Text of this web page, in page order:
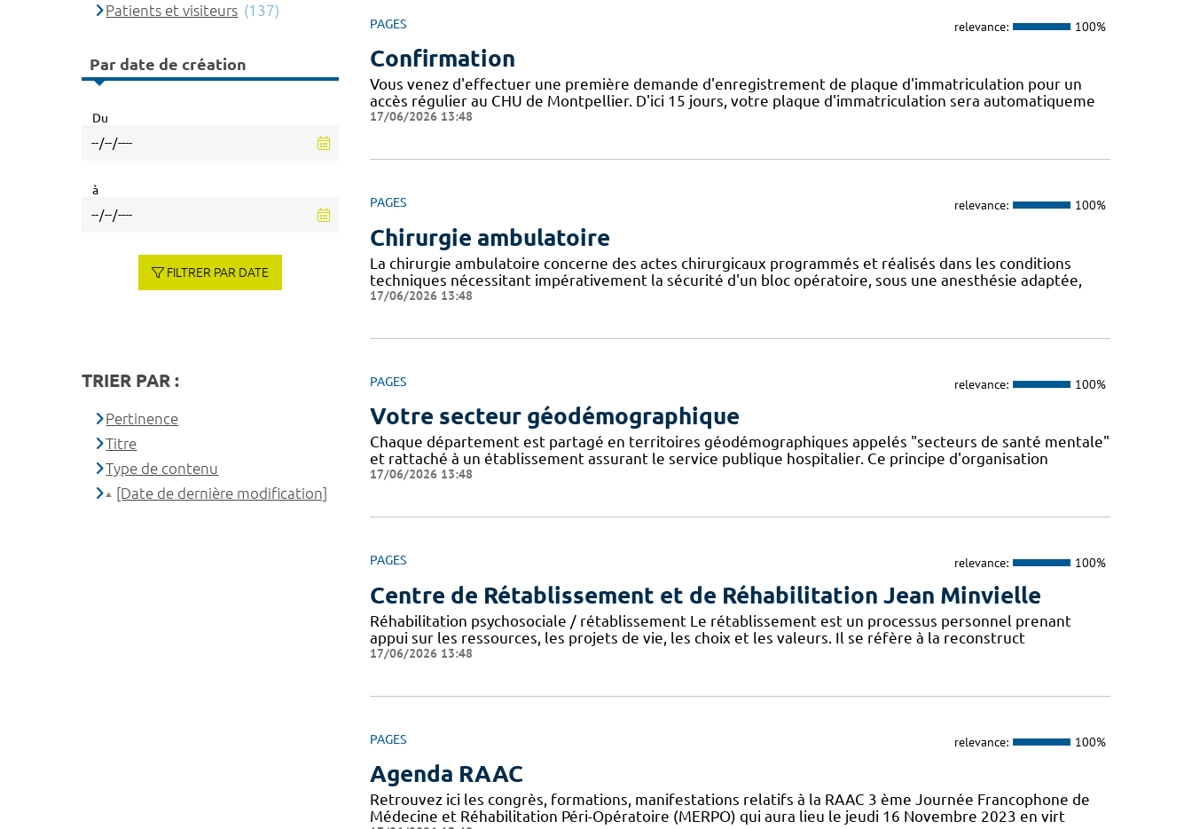
PAGES relevance: 100%
Confirmation
Vous venez d'effectuer une première demande d'enregistrement de plaque d'immatriculation pour un
accès régulier au CHU de Montpellier. D'ici 15 jours, votre plaque d'immatriculation sera automatiqueme
17/06/2026 13:48
PAGES relevance: 100%
Chirurgie ambulatoire
La chirurgie ambulatoire concerne des actes chirurgicaux programmés et réalisés dans les conditions
techniques nécessitant impérativement la sécurité d'un bloc opératoire, sous une anesthésie adaptée,
17/06/2026 13:48
PAGES relevance: 100%
Votre secteur géodémographique
Chaque département est partagé en territoires géodémographiques appelés "secteurs de santé mentale"
et rattaché à un établissement assurant le service publique hospitalier. Ce principe d'organisation
17/06/2026 13:48
PAGES relevance: 100%
Centre de Rétablissement et de Réhabilitation Jean Minvielle
Réhabilitation psychosociale / rétablissement Le rétablissement est un processus personnel prenant
appui sur les ressources, les projets de vie, les choix et les valeurs. Il se réfère à la reconstruct
17/06/2026 13:48
PAGES relevance: 100%
Agenda RAAC
Retrouvez ici les congrès, formations, manifestations relatifs à la RAAC 3 ème Journée Francophone de
Médecine et Réhabilitation Péri-Opératoire (MERPO) qui aura lieu le jeudi 16 Novembre 2023 en virt
Patients et visiteurs (137)
Par date de création
Du
à
FILTRER PAR DATE
TRIER PAR :
Pertinence
Titre
Type de contenu
[Date de dernière modification]